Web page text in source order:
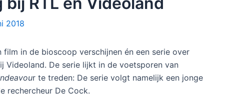
2018
film in de bioscoop verschijnen én een serie over
Videoland. De serie lijkt in de voetsporen van
r te treden: De serie volgt namelijk een jonge
rechercheur De Cock.